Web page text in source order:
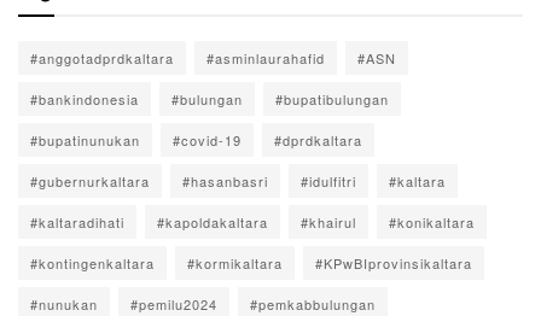
#anggotadprdkaltara #asminlaurahafid #ASN
#bankindonesia #bulungan #bupatibulungan
#bupatinunukan #covid-19 #dprdkaltara
#gubernurkaltara #hasanbasri #idulfitri #kaltara
#kaltaradihati #kapoldakaltara #khairul #konikaltara
#kontingenkaltara #kormikaltara #KPwBIprovinsikaltara
#nunukan #pemilu2024 #pemkabbulungan